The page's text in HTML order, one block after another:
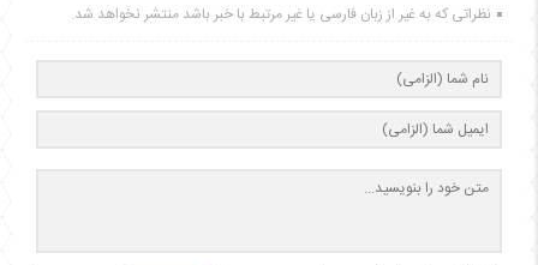
نظراتی که به غیر از زبان فارسی یا غیر مرتبط با خبر باشد منتشر نخواهد شد.